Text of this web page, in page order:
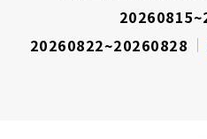
20260822~20260828